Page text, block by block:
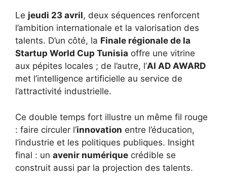
Le jeudi 23 avril, deux séquences renforcent
l’ambition internationale et la valorisation des
talents. D’un côté, la Finale régionale de la
Startup World Cup Tunisia offre une vitrine
aux pépites locales ; de l’autre, l’AI AD AWARD
met l’intelligence artificielle au service de
l’attractivité industrielle.
Ce double temps fort illustre un même fil rouge
: faire circuler l’innovation entre l’éducation,
l’industrie et les politiques publiques. Insight
final : un avenir numérique crédible se
construit aussi par la projection des talents.